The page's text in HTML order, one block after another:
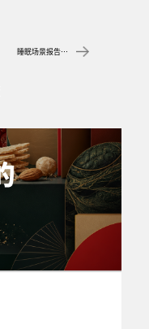
睡眠场景报告下载｜躺赢的千亿赛道，躺不平的睡眠经济